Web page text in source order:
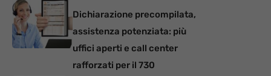
Dichiarazione precompilata,
assistenza potenziata: più
uffici aperti e call center
rafforzati per il 730